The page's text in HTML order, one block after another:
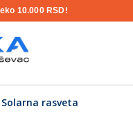
10.000 RSD!
Solarna rasveta